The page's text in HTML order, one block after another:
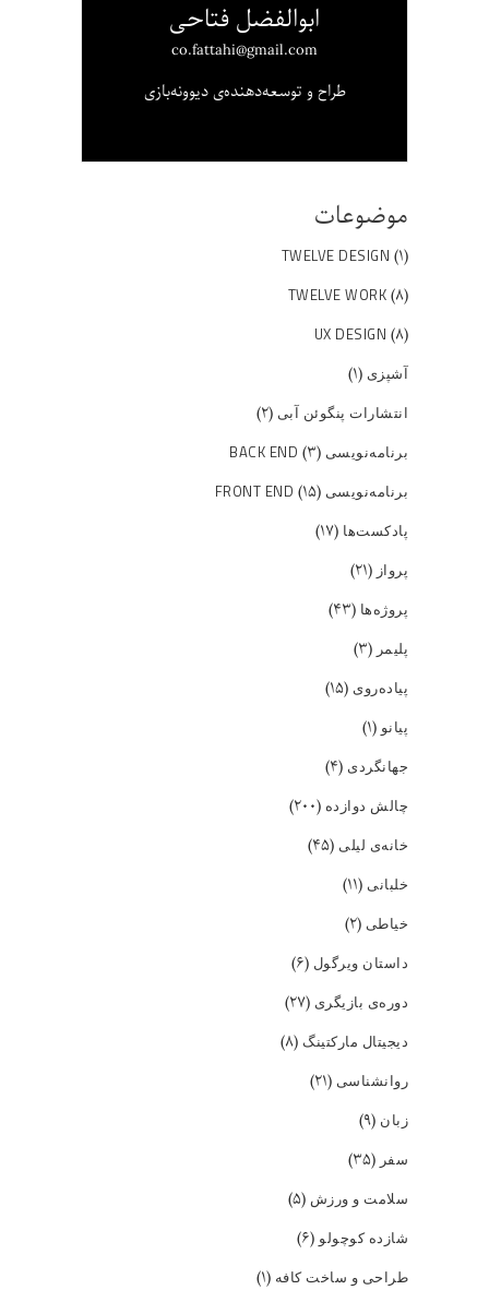
ابوالفضل فتاحی
co.fattahi@gmail.com
طراح و توسعه‌دهنده‌ی دیوونه‌بازی
موضوعات
TWELVE DESIGN (۱)
TWELVE WORK (۸)
UX DESIGN (۸)
آشپزی (۱)
انتشارات پنگوئن آبی (۲)
برنامه‌نویسی BACK END (۳)
برنامه‌نویسی FRONT END (۱۵)
پادکست‌ها (۱۷)
پرواز (۲۱)
پروژه‌ها (۴۳)
پلیمر (۳)
پیاده‌روی (۱۵)
پیانو(۱)
جهانگردی (۴)
چالش دوازده (۲۰۰)
خانه‌ی لیلی (۴۵)
خلبانی (۱۱)
خیاطی (۲)
داستان ویرگول (۶)
دوره‌ی بازیگری (۲۷)
دیجیتال مارکتینگ (۸)
روانشناسی (۲۱)
زبان (۹)
سفر (۳۵)
سلامت و ورزش (۵)
شازده کوچولو(۶)
طراحی و ساخت کافه (۱)